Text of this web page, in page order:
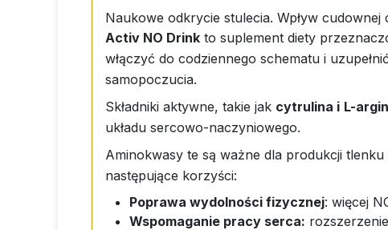
Naukowe odkrycie stulecia. Wpływ
Activ NO Drink to suplement diety
włączyć do codziennego schematu i
samopoczucia.
Składniki aktywne, takie jak cytrulina i L-
układu sercowo-naczyniowego.
Aminokwasy te są ważne dla produkcji
następujące korzyści:
Poprawa wydolności fizycznej: więcej
Wspomaganie pracy serca: